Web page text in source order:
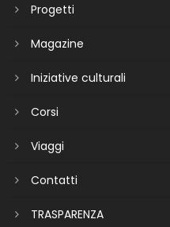
Progetti
Magazine
Iniziative culturali
Corsi
Viaggi
Contatti
TRASPARENZA